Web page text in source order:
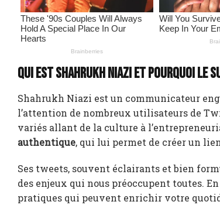
Qui est Shahrukh Niazi et pourquoi le
Shahrukh Niazi est un communicateur
l’attention de nombreux utilisateurs de
variés allant de la culture à
authentique, qui lui permet de créer un
Ses tweets, souvent éclairants et bien
des enjeux qui nous préoccupent toutes.
pratiques qui peuvent enrichir votre